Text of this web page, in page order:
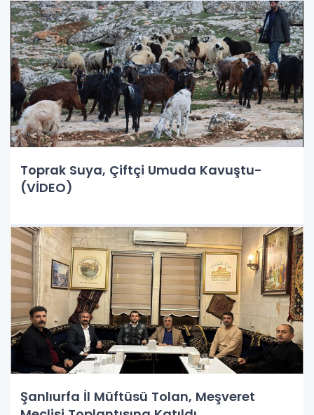
Toprak Suya, Çiftçi Umuda Kavuştu-
(VİDEO)
Şanlıurfa İl Müftüsü Tolan, Meşveret